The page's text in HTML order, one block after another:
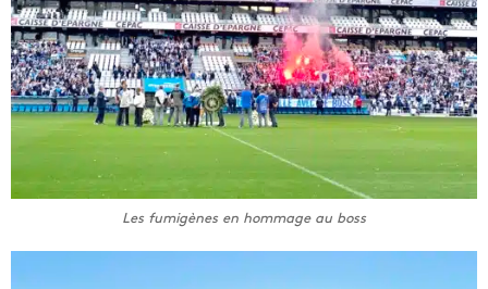
Les fumigènes en hommage au boss